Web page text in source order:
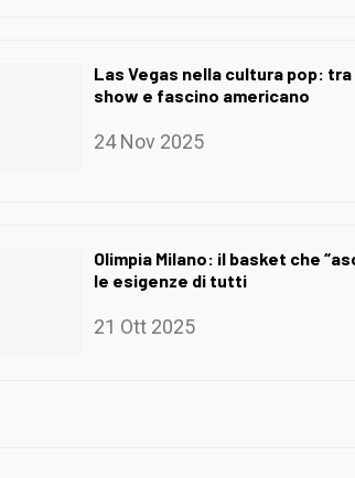
Las Vegas nella cultura pop: tra
show e fascino americano
24 Nov 2025
Olimpia Milano: il basket che
le esigenze di tutti
21 Ott 2025